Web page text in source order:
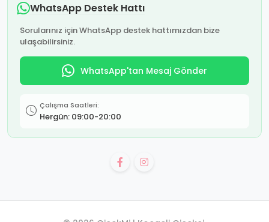
WhatsApp Destek Hattı
Sorularınız için WhatsApp destek hattımızdan bize
ulaşabilirsiniz.
WhatsApp'tan Mesaj Gönder
Çalışma Saatleri:
Hergün: 09:00-20:00